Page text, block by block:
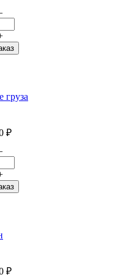
груза
₽
₽